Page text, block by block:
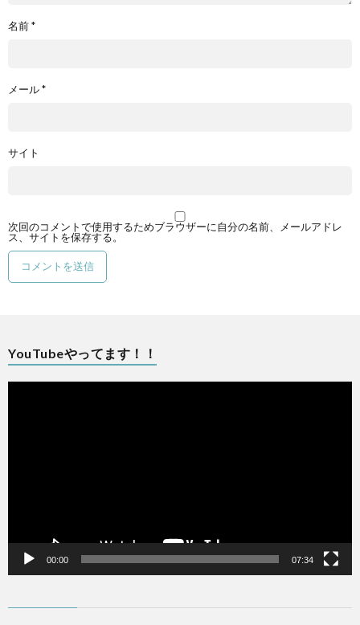
名前*
メール*
サイト
次回のコメントで使用するためブラウザーに自分の名前、メールアドレ
ス、サイトを保存する。
YouTubeやってます！！
動
00:00 07:34